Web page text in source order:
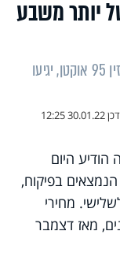
יותר משבע
בעקבות ההתייקרות, בסך 34 אגורות לליטר בנזין 95 אוקטן, יגיעו
30.01.22 12:25
היום
בפיקוח,
מחירי
מאז דצמבר